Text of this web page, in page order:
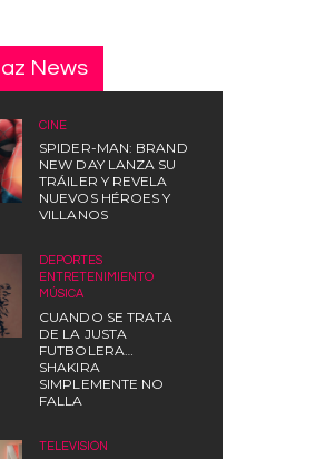
News
CINE
SPIDER-MAN: BRAND
NEW DAY LANZA SU
TRÁILER Y REVELA
NUEVOS HÉROES Y
VILLANOS
DEPORTES
ENTRETENIMIENTO
MÚSICA
CUANDO SE TRATA
DE LA JUSTA
FUTBOLERA…
SHAKIRA
SIMPLEMENTE NO
FALLA
TELEVISIÓN